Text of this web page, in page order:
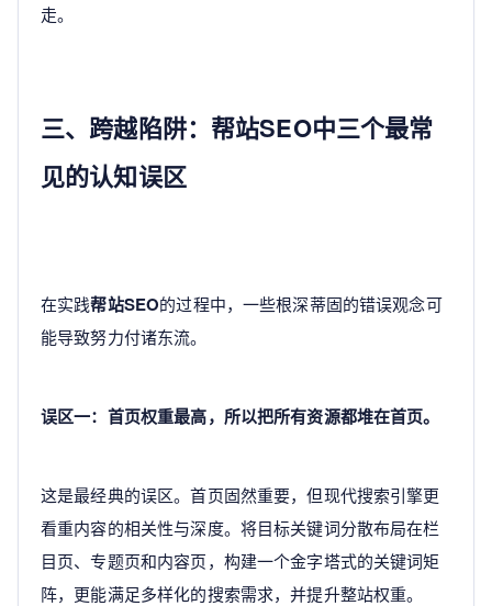
走。
三、跨越陷阱：帮站SEO中三个最常
见的认知误区
在实践帮站SEO的过程中，一些根深蒂固的错误观念可
能导致努力付诸东流。
误区一：首页权重最高，所以把所有资源都堆在首页。
这是最经典的误区。首页固然重要，但现代搜索引擎更
看重内容的相关性与深度。将目标关键词分散布局在栏
目页、专题页和内容页，构建一个金字塔式的关键词矩
阵，更能满足多样化的搜索需求，并提升整站权重。